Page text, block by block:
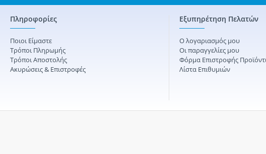
Πληροφορίες
Ποιοι Είμαστε
Τρόποι Πληρωμής
Τρόποι Αποστολής
Ακυρώσεις & Επιστροφές
Εξυπηρέτηση Πελατών
Ο λογαριασμός μου
Οι παραγγελίες μου
Φόρμα Επιστροφής
Λίστα Επιθυμιών